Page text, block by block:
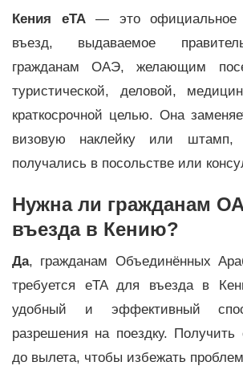
Кения eTA— это официальное
въезд, выдаваемое
гражданам ОАЭ, желающим
туристической, деловой,
краткосрочной целью. Она
визовую наклейку или штамп,
получались в посольстве или
Нужна ли гражданам
въезда в Кению?
Да, гражданам Объединённых
требуется eTA для въезда в
удобный и эффективный
разрешения на поездку. Получить
до вылета, чтобы избежать